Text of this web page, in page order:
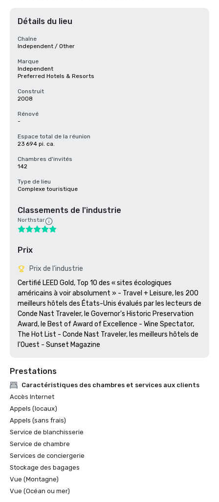
Détails du lieu
Chaîne
Independent / Other
Marque
Independent
Preferred Hotels & Resorts
Construit
2008
Rénové
-
Espace total de la réunion
23 694 pi. ca.
Chambres d'invités
142
Type de lieu
Complexe touristique
Classements de l'industrie
Northstar
Prix
Prix de l'industrie
Certifié LEED Gold, Top 10 des « sites écologiques
américains à voir absolument » - Travel + Leisure, les 200
meilleurs hôtels des États-Unis évalués par les lecteurs de
Conde Nast Traveler, le Governor's Historic Preservation
Award, le Best of Award of Excellence - Wine Spectator,
The Hot List - Conde Nast Traveler, les meilleurs hôtels de
l'Ouest - Sunset Magazine
Prestations
Caractéristiques des chambres et services aux clients
Accès Internet
Appels (locaux)
Appels (sans frais)
Service de blanchisserie
Service de chambre
Services de conciergerie
Stockage des bagages
Vue (Montagne)
Vue (Océan ou mer)